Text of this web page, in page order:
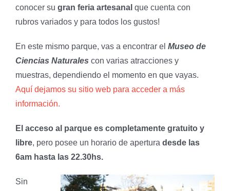
conocer su gran feria artesanal que cuenta con
rubros variados y para todos los gustos!
En este mismo parque, vas a encontrar el Museo de
Ciencias Naturales con varias atracciones y
muestras, dependiendo el momento en que vayas.
Aquí dejamos su sitio web para acceder a más
información.
El acceso al parque es completamente gratuito y
libre, pero posee un horario de apertura desde las
6am hasta las 22.30hs.
Sin